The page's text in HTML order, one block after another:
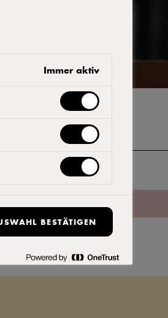
Immer aktiv
BESTÄTIGEN